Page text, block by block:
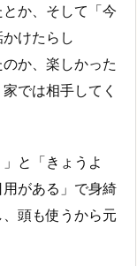
か、そして「今
けたらし
か、楽しかった
では相手してく
と「きょうよ
がある」で身綺
頭も使うから元